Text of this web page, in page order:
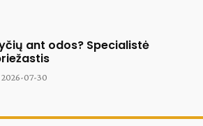
ant odos? Specialistė
2026-07-30